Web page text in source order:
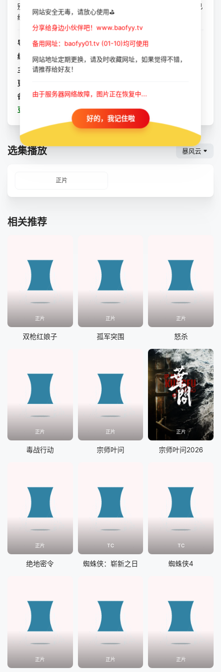
别行动任务。在任务严重出错后, 他需要在48小时内来补救已
经演变成为一场疯狂的山地雨林营...
导演： 威廉·尤班克
编剧： 大卫·弗里杰里奥 / 威廉·尤班克
主演： 罗素·克劳
更新：
备注： 正片
豆瓣：
选集播放 暴风云
正片
相关推荐
正片
双枪红娘子
正片
孤军突围
正片
怒杀
正片
毒战行动
正片
宗师叶问
正片
宗师叶问2026
正片
绝地密令
TC
蜘蛛侠：崭新之日
TC
蜘蛛侠4
正片 正片 正片
网站安全无毒，请放心使用⛳
分享给身边小伙伴吧！www.baofyy.tv
备用网址：baofyy01.tv (01-10)均可使用
网站地址定期更换，请及时收藏网址，如果觉得不错，
请推荐给好友！
由于服务器网络故障，图片正在恢复中...
好的，我记住啦